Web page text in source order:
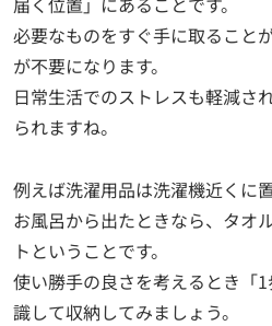
必要なものをすぐ手に取ること
が不要になります。
日常生活でのストレスも軽減さ
られますね。
例えば洗濯用品は洗濯機近くに
お風呂から出たときなら、タオ
トということです。
使い勝手の良さを考えるとき「
識して収納してみましょう。